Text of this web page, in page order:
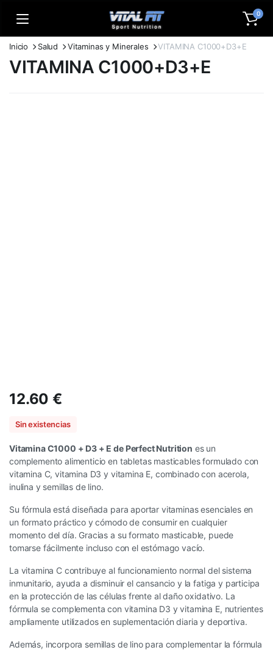
0
Inicio Salud Vitaminas y Minerales VITAMINA C1000+D3+E
VITAMINA C1000+D3+E
12.60€
Sin existencias
Vitamina C1000 + D3 + E de Perfect Nutrition es un
complemento alimenticio en tabletas masticables formulado con
vitamina C, vitamina D3 y vitamina E, combinado con acerola,
inulina y semillas de lino.
Su fórmula está diseñada para aportar vitaminas esenciales en
un formato práctico y cómodo de consumir en cualquier
momento del día. Gracias a su formato masticable, puede
tomarse fácilmente incluso con el estómago vacío.
La vitamina C contribuye al funcionamiento normal del sistema
inmunitario, ayuda a disminuir el cansancio y la fatiga y participa
en la protección de las células frente al daño oxidativo. La
fórmula se complementa con vitamina D3 y vitamina E, nutrientes
ampliamente utilizados en suplementación diaria y deportiva.
Además, incorpora semillas de lino para complementar la fórmula